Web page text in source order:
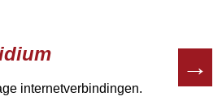
internetverbindingen.
→